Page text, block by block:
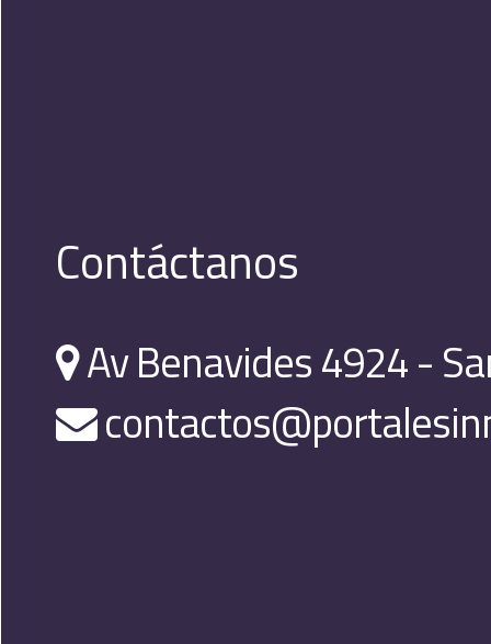
Contáctanos
Av Benavides 4924 -